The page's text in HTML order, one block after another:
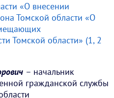
«О внесении
Томской области «О
Томской области» (1, 2
– начальник
гражданской службы